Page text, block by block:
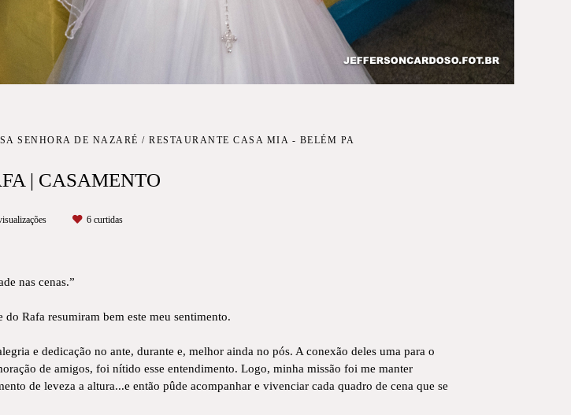
SENHORA DE NAZARÉ / RESTAURANTE CASA MIA - BELÉM PA
| CASAMENTO
6 curtidas
nas cenas.”
Rafa resumiram bem este meu sentimento.
e dedicação no ante, durante e, melhor ainda no pós. A conexão deles uma para o
de amigos, foi nítido esse entendimento. Logo, minha missão foi me manter
de leveza a altura...e então pûde acompanhar e vivenciar cada quadro de cena que se